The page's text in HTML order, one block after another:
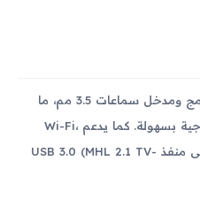
يحتوي الجهاز على مكبر صوت مدمج ومدخل سماعات 3.5 مم، ما
يعني إمكانية توصيل سماعات خارجية بسهولة. كما يدعم Wi-Fi،
Bluetooth 4.0 وNFC، ويحتوي على منفذ USB 3.0 (MHL 2.1 TV-